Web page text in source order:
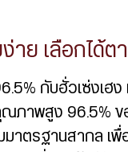
าย เลือกได้ต
กับฮั่วเซ่งเฮง
ภาพสูง 96.5% ข
มาตรฐานสากล เพื่